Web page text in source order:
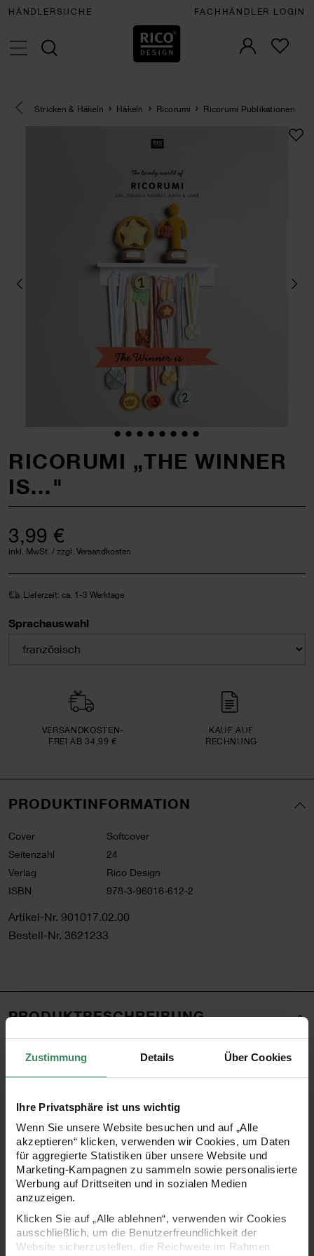
Zustimmung Details Über Cookies
Ihre Privatsphäre ist uns wichtig
Wenn Sie unsere Website besuchen und auf „Alle
akzeptieren“ klicken, verwenden wir Cookies, um Daten
für aggregierte Statistiken über unsere Website und
Marketing-Kampagnen zu sammeln sowie personalisierte
Werbung auf Drittseiten und in sozialen Medien
anzuzeigen.
Klicken Sie auf „Alle ablehnen“, verwenden wir Cookies
ausschließlich, um die Benutzerfreundlichkeit der
Website sicherzustellen, die Reichweite im Rahmen
HÄNDLERSUCHE FACHHÄNDLER LOGIN
Eine Kategorie zurück navigieren
Stricken & Häkeln Häkeln Ricorumi Ricorumi Publikationen
RICORUMI „THE WINNER
IS…"
3,99 €
inkl. MwSt. / zzgl. Versandkosten
Lieferzeit: ca. 1-3 Werktage
Sprachauswahl
VERSAND­KOSTEN­
FREI AB 34,99 €
KAUF AUF
RECHNUNG
PRODUKTINFORMATION
Cover
Softcover
Seitenzahl
24
Verlag
Rico Design
ISBN
978-3-96016-612-2
Artikel-Nr. 901017.02.00
Bestell-Nr. 3621233
PRODUKTBESCHREIBUNG
Feiern Sie Ihre Erfolge mit der exklusiven Ricorumi Häkel-
Abzeichen oder eine stilvolle Champagnerflasche mit
Gläsern zum Anstoßen – dieses Anleitungsheft bietet für
jeden Gewinner-Moment das passende Highlight.
Personalisieren Sie Ihre Häkelstücke mit Namen und
wichtigen Daten, um Ihre Ehrungen unvergesslich zu
machen. Tauchen Sie ein in die Welt der kreativen
Siegerehrungen und setzen Sie Ihre Erfolge stilvoll in